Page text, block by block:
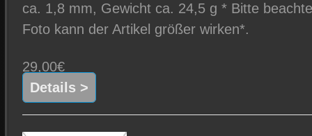
ca. 1,8 mm, Gewicht ca. 24,5 g * Bitte
Foto kann der Artikel größer wirken*.
29,00€
Details >